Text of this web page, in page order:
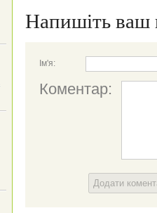
Напишіть ваш
Ім'я:
Коментар:
Додати